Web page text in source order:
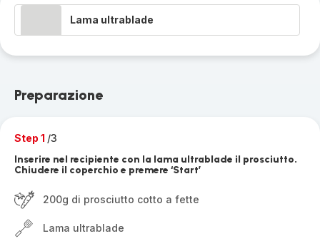
Lama ultrablade
Preparazione
Step 1 /3
Inserire nel recipiente con la lama ultrablade il prosciutto.
Chiudere il coperchio e premere ‘Start’
200g di prosciutto cotto a fette
Lama ultrablade